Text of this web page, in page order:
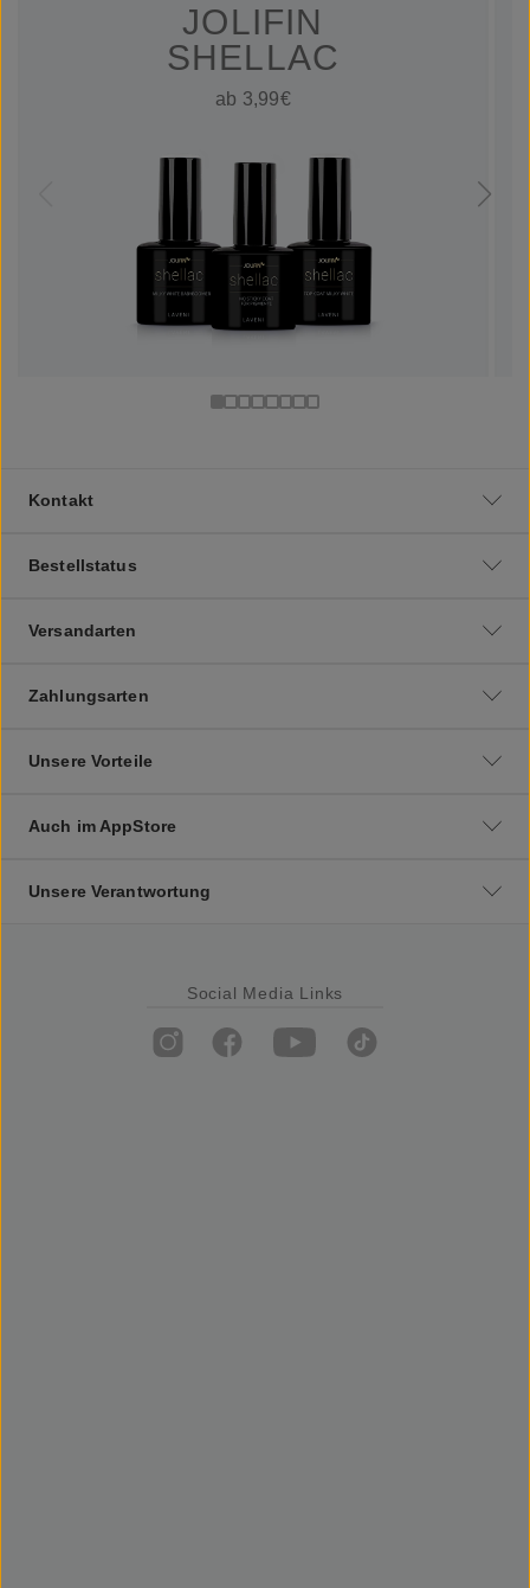
JOLIFIN
SHELLAC
ab 3,99€
Kontakt
Bestellstatus
Versandarten
Zahlungsarten
Unsere Vorteile
Auch im AppStore
Unsere Verantwortung
Social Media Links